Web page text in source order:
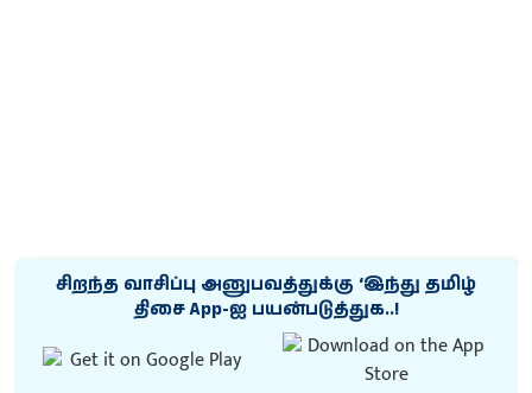
சிறந்த வாசிப்பு அனுபவத்துக்கு ‘இந்து தமிழ்
திசை App-ஐ பயன்படுத்துக..!